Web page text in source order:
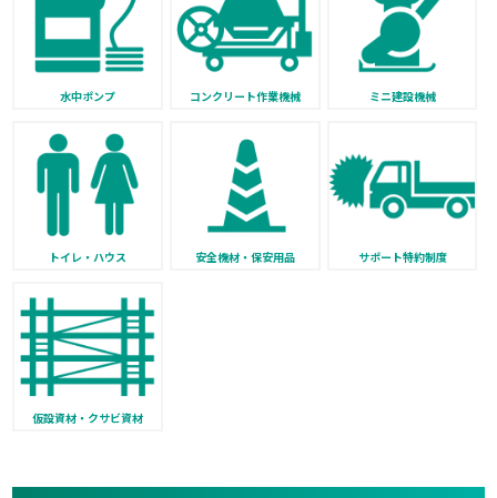
水中ポンプ コンクリート作業機械 ミニ建設機械
トイレ・ハウス 安全機材・保安用品 サポート特約制度
仮設資材・クサビ資材